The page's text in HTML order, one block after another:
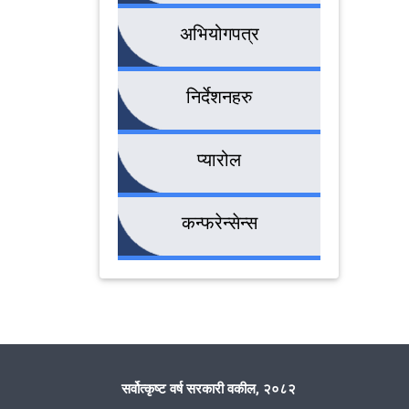
अभियोगपत्र
निर्देशनहरु
प्यारोल
कन्फरेन्सेन्स
सर्वोत्कृष्ट वर्ष सरकारी वकील, २०८२